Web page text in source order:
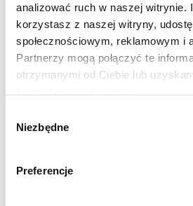
analizować ruch w naszej witrynie.
korzystasz z naszej witryny,
społecznościowym, reklamowym i
Partnerzy mogą połączyć te
otrzymanymi od Ciebie lub
zgody
Niezbędne
Preferencje